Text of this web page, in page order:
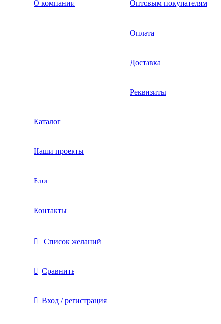
О компании Оптовым покупателям
Оплата
Доставка
Реквизиты
Каталог
Наши проекты
Блог
Контакты
Список желаний
Сравнить
Вход / регистрация